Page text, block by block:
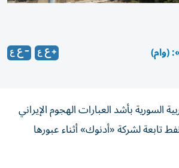
(وام)
السورية بأشد العبارات الهجوم الإيراني
تابعة لشركة «أدنوك» أثناء عبورها